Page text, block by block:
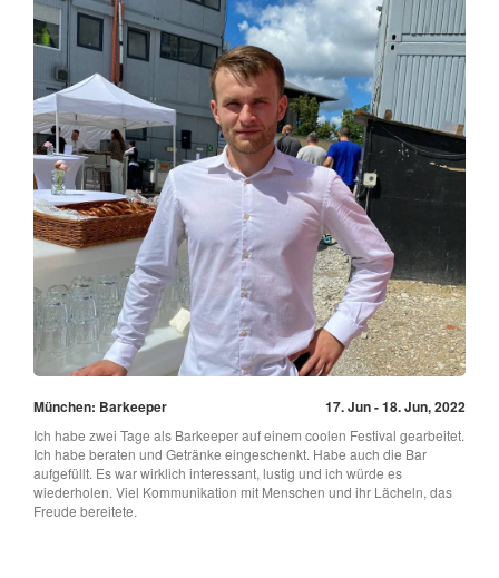
München: Barkeeper 17. Jun - 18. Jun, 2022
Ich habe zwei Tage als Barkeeper auf einem coolen Festival gearbeitet.
Ich habe beraten und Getränke eingeschenkt. Habe auch die Bar
aufgefüllt. Es war wirklich interessant, lustig und ich würde es
wiederholen. Viel Kommunikation mit Menschen und ihr Lächeln, das
Freude bereitete.